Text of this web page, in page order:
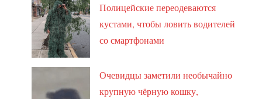
Полицейские переодеваются
кустами, чтобы ловить водителей
со смартфонами
Очевидцы заметили необычайно
крупную чёрную кошку,